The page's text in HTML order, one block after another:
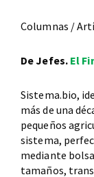
Columnas /
De Jefes. El
Sistema.bio,
más de una
pequeños
sistema,
mediante
tamaños,